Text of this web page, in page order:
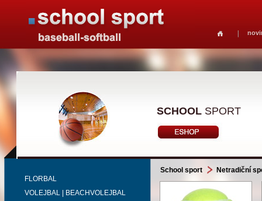
SCHOOL SPORT
FLORBAL
VOLEJBAL | BEACHVOLEJBAL
School sport Netradiční